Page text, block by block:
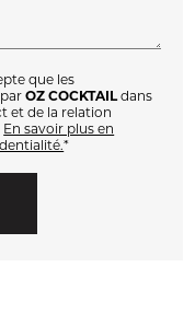
que les
parOZ COCKTAILdans
et de la relation
En savoir plus en
*